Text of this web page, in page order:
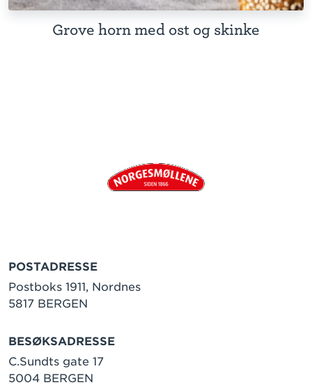
Grove horn med ost og skinke
POSTADRESSE
Postboks 1911, Nordnes
5817 BERGEN
BESØKSADRESSE
C.Sundts gate 17
5004 BERGEN